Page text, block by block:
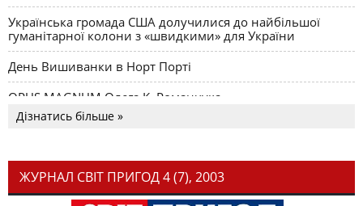
Українська громада США долучилися до найбільшої
гуманітарної колони з «швидкими» для України
День Вишиванки в Норт Порті
OPUS MAGNUM Олега К. Романчука
Дізнатись більше »
ЖУРНАЛ СВІТ ПРИГОД 4 (7), 2003